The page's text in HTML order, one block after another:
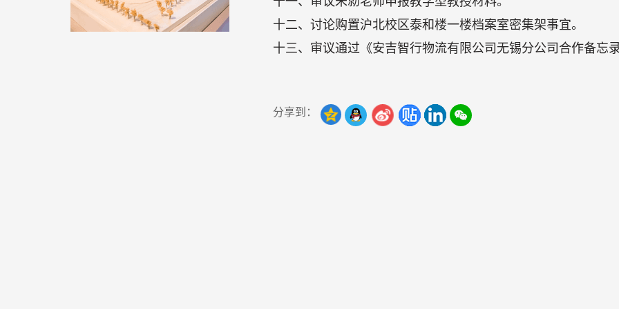
十二、讨论购置沪北校区泰和楼一楼档案室密集架事宜。
十三、审议通过《安吉智行物流有限公司无锡分公司合作备忘
分享到：